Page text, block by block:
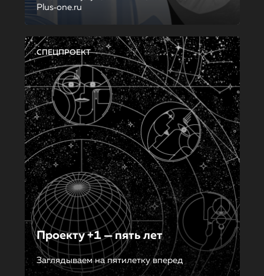
Plus‑one.ru
СПЕЦПРОЕКТ
Проекту +1 — пять лет
Заглядываем на пятилетку вперед